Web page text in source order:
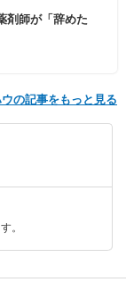
剤師が「辞めた
の記事をもっと見る
。